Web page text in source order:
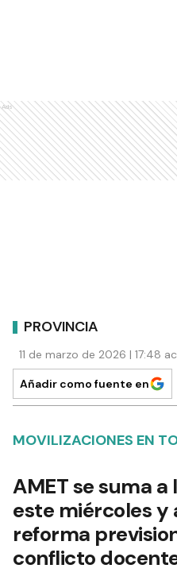
Ads
PROVINCIA
11 de marzo de 2026 | 17:48
Añadir como fuente en
MOVILIZACIONES EN
AMET se suma
este miércoles y
reforma
conflicto